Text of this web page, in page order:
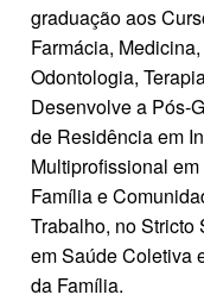
graduação aos
Farmácia,
Odontologia,
Desenvolve a Pós-
de Residência em
Multiprofissional
Família e
Trabalho, no Stricto
em Saúde Coletiva
da Família.